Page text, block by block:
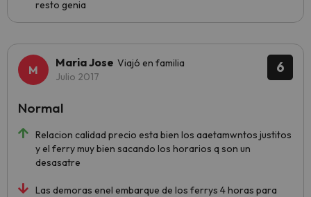
resto genia
6
Maria Jose Viajó en familia
Julio 2017
Relacion calidad precio esta bien los aaetamwntos justitos
y el ferry muy bien sacando los horarios q son un
desasatre
Las demoras enel embarque de los ferrys 4 horas para
Normal